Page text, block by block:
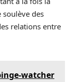
soulève des
relations entre
watcher